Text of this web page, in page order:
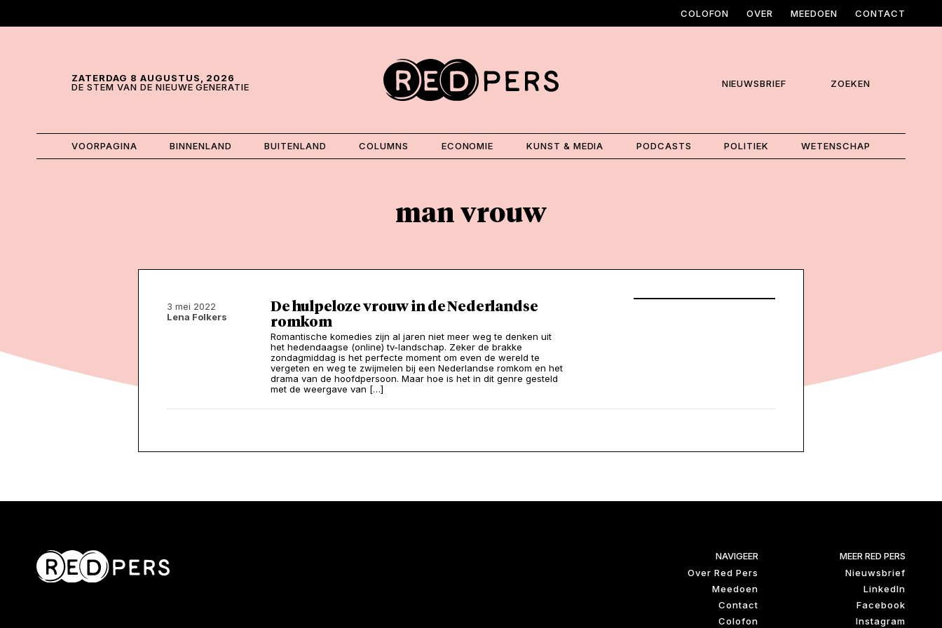
COLOFON OVER MEEDOEN CONTACT
ZATERDAG 8 AUGUSTUS, 2026
DE STEM VAN DE NIEUWE GENERATIE
NIEUWSBRIEF ZOEKEN
VOORPAGINA BINNENLAND BUITENLAND COLUMNS ECONOMIE KUNST & MEDIA PODCASTS POLITIEK WETENSCHAP
man vrouw
3 mei 2022
Lena Folkers
De hulpeloze vrouw in de Nederlandse
romkom
Romantische komedies zijn al jaren niet meer weg te denken uit
het hedendaagse (online) tv-landschap. Zeker de brakke
zondagmiddag is het perfecte moment om even de wereld te
vergeten en weg te zwijmelen bij een Nederlandse romkom en het
drama van de hoofdpersoon. Maar hoe is het in dit genre gesteld
met de weergave van […]
NAVIGEER
Over Red Pers
Meedoen
Contact
Colofon
MEER RED PERS
Nieuwsbrief
LinkedIn
Facebook
Instagram